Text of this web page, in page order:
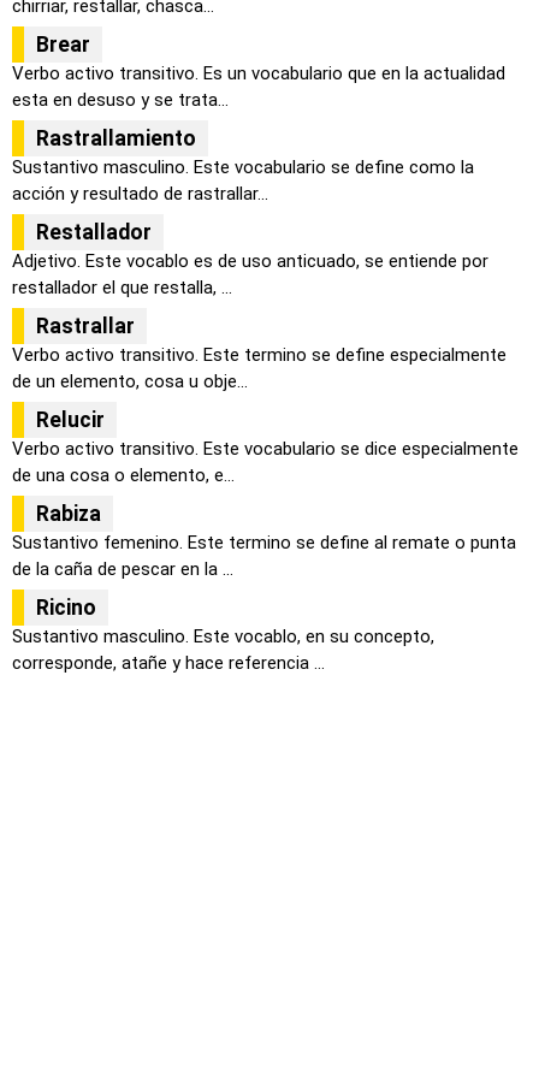
chirriar, restallar, chasca...
Brear
Verbo activo transitivo. Es un vocabulario que en la actualidad
esta en desuso y se trata...
Rastrallamiento
Sustantivo masculino. Este vocabulario se define como la
acción y resultado de rastrallar...
Restallador
Adjetivo. Este vocablo es de uso anticuado, se entiende por
restallador el que restalla, ...
Rastrallar
Verbo activo transitivo. Este termino se define especialmente
de un elemento, cosa u obje...
Relucir
Verbo activo transitivo. Este vocabulario se dice especialmente
de una cosa o elemento, e...
Rabiza
Sustantivo femenino. Este termino se define al remate o punta
de la caña de pescar en la ...
Ricino
Sustantivo masculino. Este vocablo, en su concepto,
corresponde, atañe y hace referencia ...